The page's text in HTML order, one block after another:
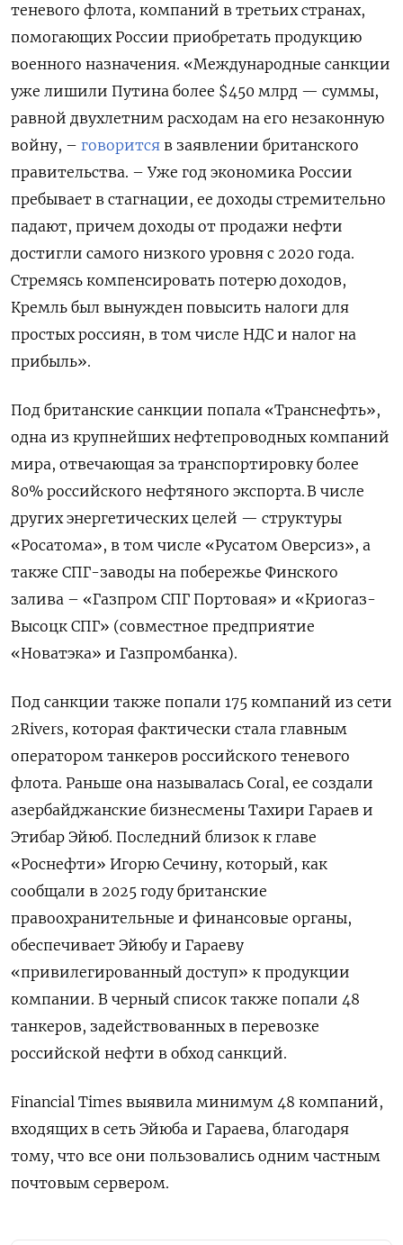
теневого флота, компаний в третьих странах,
помогающих России приобретать продукцию
военного назначения. «Международные санкции
уже лишили Путина более $450 млрд — суммы,
равной двухлетним расходам на его незаконную
войну, – говорится в заявлении британского
правительства. – Уже год экономика России
пребывает в стагнации, ее доходы стремительно
падают, причем доходы от продажи нефти
достигли самого низкого уровня с 2020 года.
Стремясь компенсировать потерю доходов,
Кремль был вынужден повысить налоги для
простых россиян, в том числе НДС и налог на
прибыль».
Под британские санкции попала «Транснефть»,
одна из крупнейших нефтепроводных компаний
мира, отвечающая за транспортировку более
80% российского нефтяного экспорта. В числе
других энергетических целей — структуры
«Росатома», в том числе «Русатом Оверсиз», а
также СПГ-заводы на побережье Финского
залива – «Газпром СПГ Портовая» и «Криогаз-
Высоцк СПГ» (совместное предприятие
«Новатэка» и Газпромбанка).
Под санкции также попали 175 компаний из сети
2Rivers, которая фактически стала главным
оператором танкеров российского теневого
флота. Раньше она называлась Coral, ее создали
азербайджанские бизнесмены Тахири Гараев и
Этибар Эйюб. Последний близок к главе
«Роснефти» Игорю Сечину, который, как
сообщали в 2025 году британские
правоохранительные и финансовые органы,
обеспечивает Эйюбу и Гараеву
«привилегированный доступ» к продукции
компании. В черный список также попали 48
танкеров, задействованных в перевозке
российской нефти в обход санкций.
Financial Times выявила минимум 48 компаний,
входящих в сеть Эйюба и Гараева, благодаря
тому, что все они пользовались одним частным
почтовым сервером.